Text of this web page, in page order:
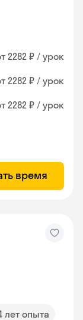
2282 ₽ / урок
2282 ₽ / урок
2282 ₽ / урок
время
лет опыта